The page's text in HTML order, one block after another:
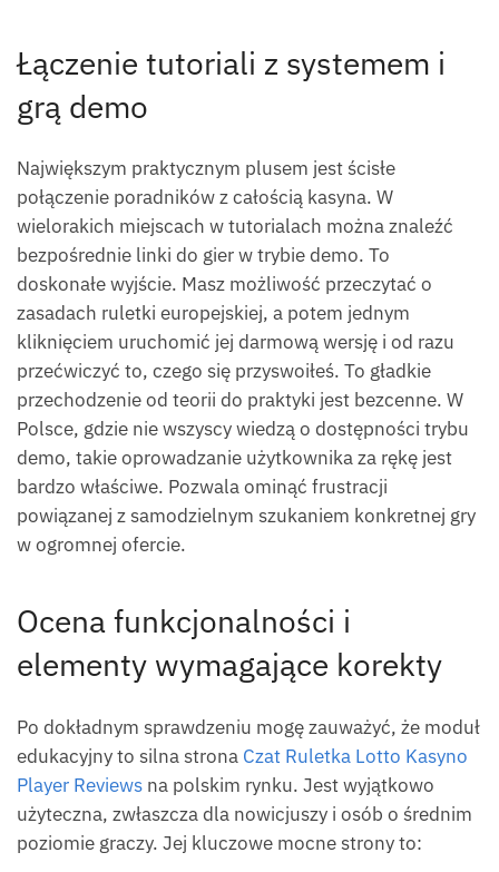
Łączenie tutoriali z systemem i
grą demo
Największym praktycznym plusem jest ścisłe
połączenie poradników z całością kasyna. W
wielorakich miejscach w tutorialach można znaleźć
bezpośrednie linki do gier w trybie demo. To
doskonałe wyjście. Masz możliwość przeczytać o
zasadach ruletki europejskiej, a potem jednym
kliknięciem uruchomić jej darmową wersję i od razu
przećwiczyć to, czego się przyswoiłeś. To gładkie
przechodzenie od teorii do praktyki jest bezcenne. W
Polsce, gdzie nie wszyscy wiedzą o dostępności trybu
demo, takie oprowadzanie użytkownika za rękę jest
bardzo właściwe. Pozwala ominąć frustracji
powiązanej z samodzielnym szukaniem konkretnej gry
w ogromnej ofercie.
Ocena funkcjonalności i
elementy wymagające korekty
Po dokładnym sprawdzeniu mogę zauważyć, że moduł
edukacyjny to silna strona Czat Ruletka Lotto Kasyno
Player Reviews na polskim rynku. Jest wyjątkowo
użyteczna, zwłaszcza dla nowicjuszy i osób o średnim
poziomie graczy. Jej kluczowe mocne strony to: